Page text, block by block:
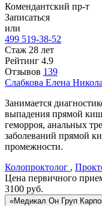
Комендантский пр-т
Записаться
или
499 519-38-52
Стаж 28 лет
Рейтинг 4.9
Отзывов 139
Слабкова Елена
Занимается
выпадения прямой
геморроя, анальных
заболеваний прямой
промежности.
Колопроктолог ,
Цена первичного
3100 руб.
«Медикал Он Груп